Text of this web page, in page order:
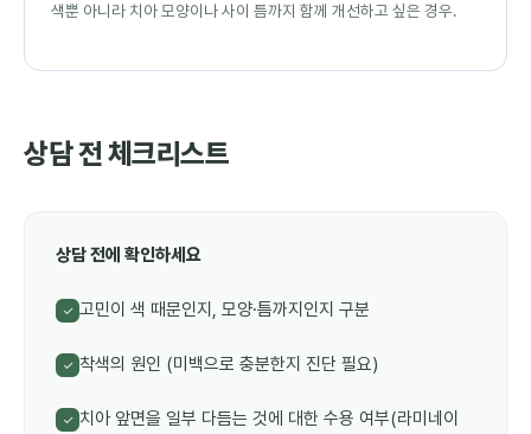
색뿐 아니라 치아 모양이나 사이 틈까지 함께 개선하고 싶은 경우.
상담 전 체크리스트
상담 전에 확인하세요
✓ 고민이 색 때문인지, 모양·틈까지인지 구분
✓ 착색의 원인 (미백으로 충분한지 진단 필요)
✓ 치아 앞면을 일부 다듬는 것에 대한 수용 여부(라미네이